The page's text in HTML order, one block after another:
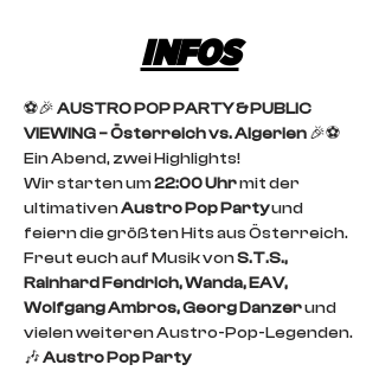
INFOS
⚽🎉 AUSTRO POP PARTY & PUBLIC
VIEWING – Österreich vs. Algerien 🎉⚽
Ein Abend, zwei Highlights!
Wir starten um 22:00 Uhr mit der
ultimativen Austro Pop Party und
feiern die größten Hits aus Österreich.
Freut euch auf Musik von S.T.S.,
Rainhard Fendrich, Wanda, EAV,
Wolfgang Ambros, Georg Danzer und
vielen weiteren Austro-Pop-Legenden.
🎶 Austro Pop Party